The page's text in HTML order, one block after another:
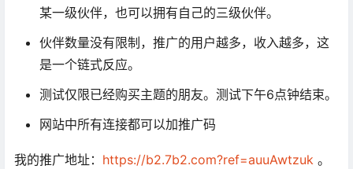
某一级伙伴，也可以拥有自己的三级伙伴。
伙伴数量没有限制，推广的用户越多，收入越多，这
是一个链式反应。
测试仅限已经购买主题的朋友。测试下午6点钟结束。
网站中所有连接都可以加推广码
我的推广地址： https://b2.7b2.com?ref=auuAwtzuk 。